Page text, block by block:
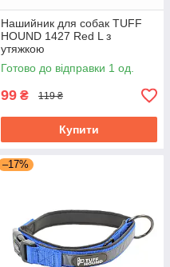
Нашийник для собак TUFF
HOUND 1427 Red L з
утяжкою
Готово до відправки 1 од.
99 ₴ 119 ₴
Купити
–17%